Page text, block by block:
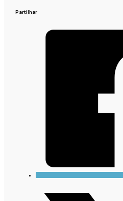
Partilhar